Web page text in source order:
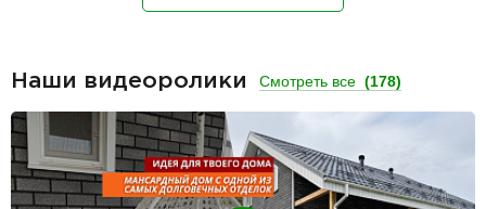
Наши видеоролики Смотреть все (178)